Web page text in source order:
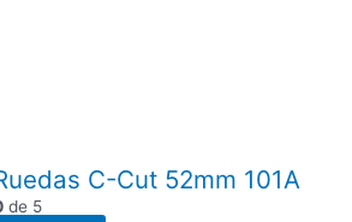
C-Cut 52mm 101A
de 5